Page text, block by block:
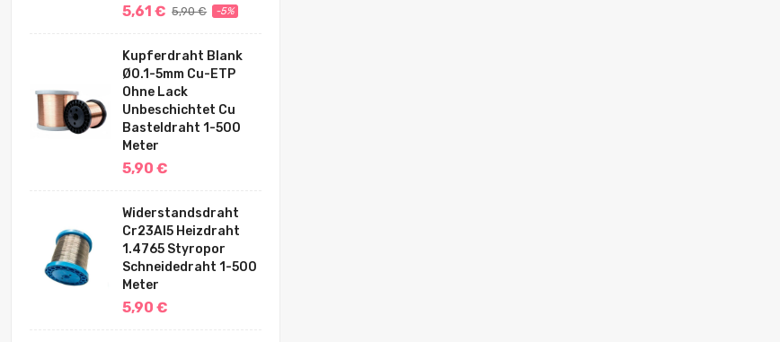
5,61 € 5,90 € -5%
Kupferdraht Blank
Ø0.1-5mm Cu-ETP
Ohne Lack
Unbeschichtet Cu
Basteldraht 1-500
Meter
5,90 €
Widerstandsdraht
Cr23Al5 Heizdraht
1.4765 Styropor
Schneidedraht 1-500
Meter
5,90 €